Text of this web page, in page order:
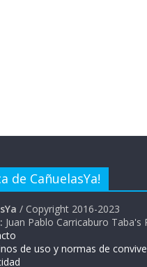
de CañuelasYa!
/ Copyright 2016-2023
Juan Pablo Carricaburo Taba's
de uso y normas de